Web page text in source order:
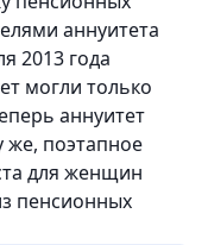
аннуитета
2013 года
могли только
аннуитет
же, поэтапное
для женщин
пенсионных